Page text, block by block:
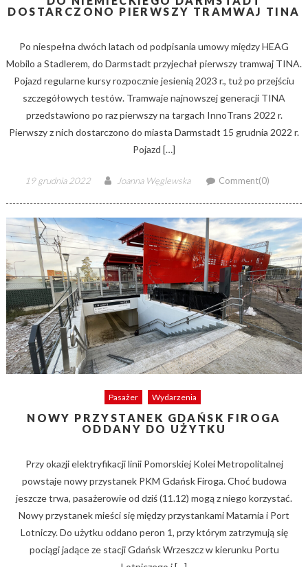
DOSTARCZONO PIERWSZY TRAMWAJ TINA
Po niespełna dwóch latach od podpisania umowy między HEAG
Mobilo a Stadlerem, do Darmstadt przyjechał pierwszy tramwaj TINA.
Pojazd regularne kursy rozpocznie jesienią 2023 r., tuż po przejściu
szczegółowych testów. Tramwaje najnowszej generacji TINA
przedstawiono po raz pierwszy na targach InnoTrans 2022 r.
Pierwszy z nich dostarczono do miasta Darmstadt 15 grudnia 2022 r.
Pojazd […]
Posted
19 grudnia 2022 Author
Joanna Węglewska Comment(0)
Pasażer Wydarzenia
NOWY PRZYSTANEK GDAŃSK FIROGA
ODDANY DO UŻYTKU
Przy okazji elektryfikacji linii Pomorskiej Kolei Metropolitalnej
powstaje nowy przystanek PKM Gdańsk Firoga. Choć budowa
jeszcze trwa, pasażerowie od dziś (11.12) mogą z niego korzystać.
Nowy przystanek mieści się między przystankami Matarnia i Port
Lotniczy. Do użytku oddano peron 1, przy którym zatrzymują się
pociągi jadące ze stacji Gdańsk Wrzeszcz w kierunku Portu